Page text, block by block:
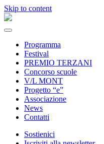
Skip to content
Programma
Festival
PREMIO TERZANI
Concorso scuole
V/L MONT
Progetto “e”
Associazione
News
Contatti
Sostienici